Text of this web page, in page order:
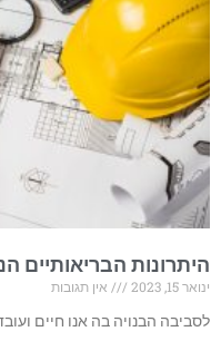
היתרונות הבריאותיים
ינואר 15, 2023
אין תגובות
לסביבה הבנויה בה אנו חיים